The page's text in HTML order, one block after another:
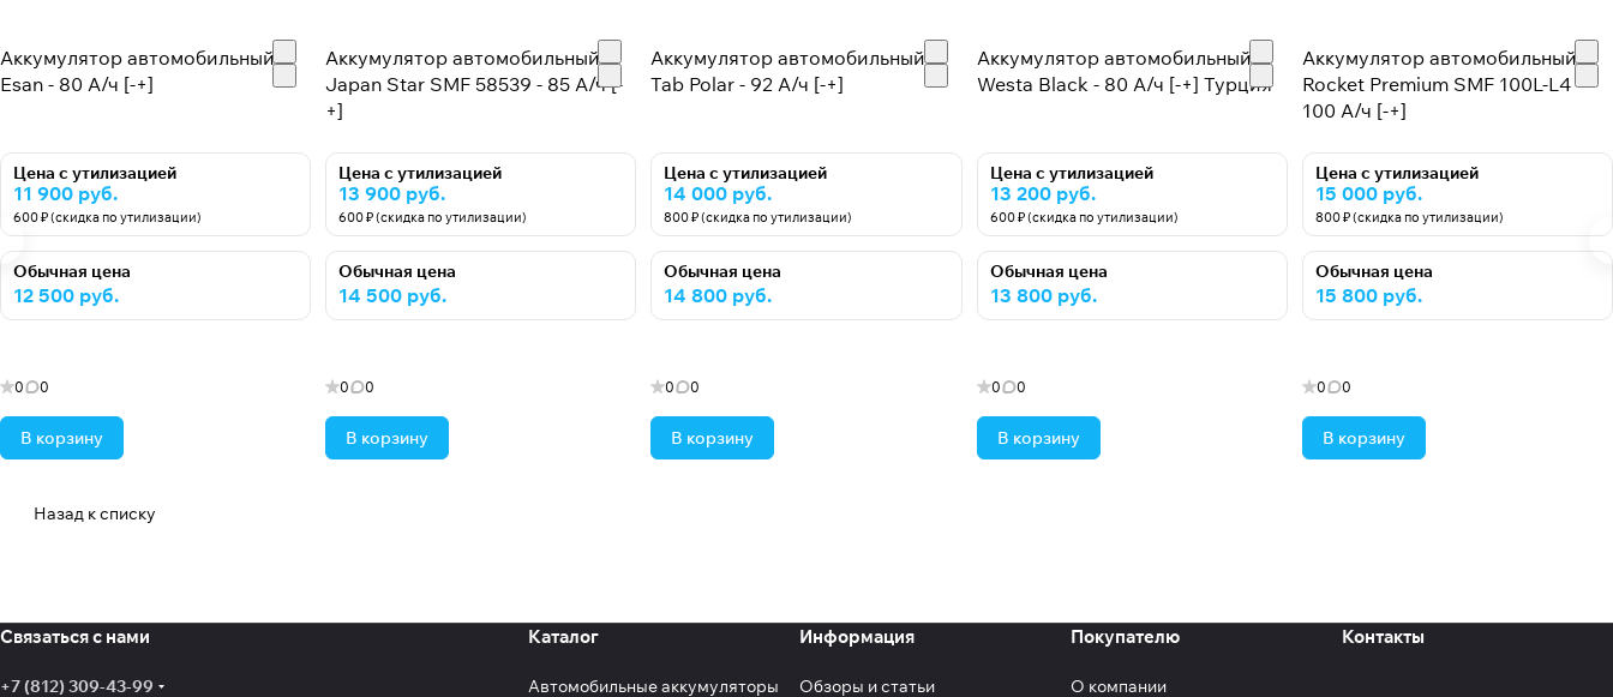
Аккумулятор автомобильный
Esan - 80 А/ч [-+]
Цена с утилизацией
11 900 руб.
600 ₽ (скидка по утилизации)
Обычная цена
12 500 руб.
0 0
В корзину
Аккумулятор автомобильный
Japan Star SMF 58539 - 85 А/ч [-
+]
Цена с утилизацией
13 900 руб.
600 ₽ (скидка по утилизации)
Обычная цена
14 500 руб.
0 0
В корзину
Аккумулятор автомобильный
Tab Polar - 92 А/ч [-+]
Цена с утилизацией
14 000 руб.
800 ₽ (скидка по утилизации)
Обычная цена
14 800 руб.
0 0
В корзину
Аккумулятор автомобильный
Westa Black - 80 А/ч [-+] Турция
Цена с утилизацией
13 200 руб.
600 ₽ (скидка по утилизации)
Обычная цена
13 800 руб.
0 0
В корзину
Аккумулятор автомобильный
Rocket Premium SMF 100L-L4 -
100 А/ч [-+]
Цена с утилизацией
15 000 руб.
800 ₽ (скидка по утилизации)
Обычная цена
15 800 руб.
0 0
В корзину
Назад к списку
Связаться с нами
+7 (812) 309-43-99
Каталог
Автомобильные аккумуляторы
Информация
Обзоры и статьи
Покупателю
О компании
Контакты